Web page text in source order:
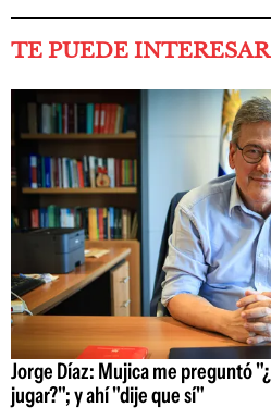
TE PUEDE INTERESAR
Jorge Díaz: Mujica me preguntó
jugar?"; y ahí "dije que sí"